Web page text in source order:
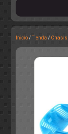
Inicio/Tienda / Chasis